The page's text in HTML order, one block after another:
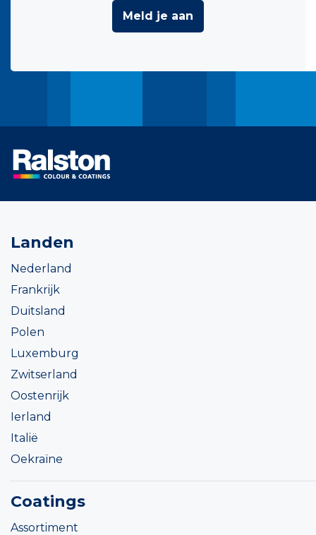
Meld je aan
Landen
Nederland
Frankrijk
Duitsland
Polen
Luxemburg
Zwitserland
Oostenrijk
Ierland
Italië
Oekraïne
Coatings
Assortiment